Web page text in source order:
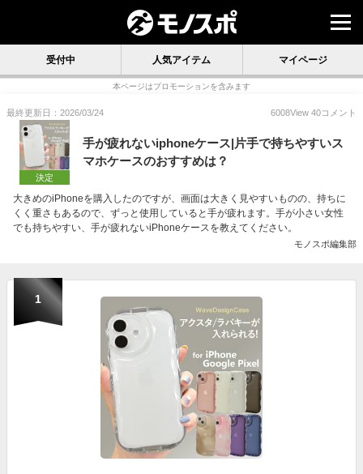
受付中 人気アイテム マイページ
本ページはプロモーションを含みます
最終更新日：2026/03/24 6008View 40コメント
決定
手が疲れないiphoneケース|片手で持ちやすいス
マホケースのおすすめは？
大きめのiPhoneを購入したのですが、画面は大きく見やすいものの、持ちに
くく重さもあるので、ずっと使用していると手が疲れます。手が小さい女性
でも持ちやすい、手が疲れないiPhoneケースを教えてください。
モノスポ編集部
1